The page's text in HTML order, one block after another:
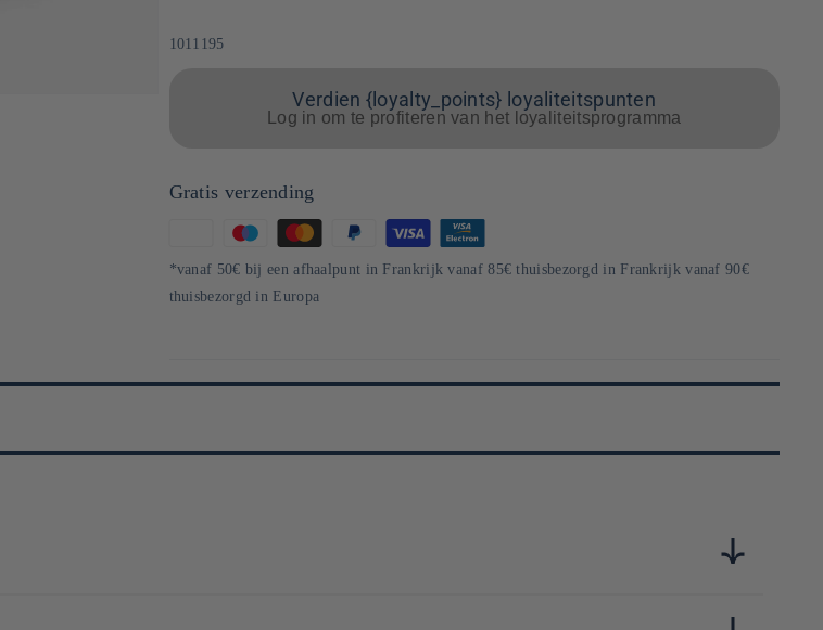
SKU:
1011195
Verdien {loyalty_points} loyaliteitspunten
Log in om te profiteren van het loyaliteitsprogramma
Gratis verzending
Betaalmethoden
*vanaf 50€ bij een afhaalpunt in Frankrijk vanaf 85€ thuisbezorgd in Frankrijk vanaf 90€
thuisbezorgd in Europa
par le commodore Perry, marquant un tournant dans la consommation de boissons gazeuses au Japon.